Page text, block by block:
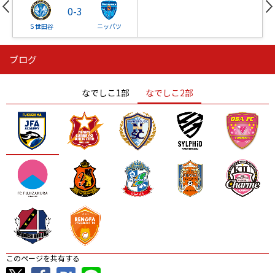
Ｓ世田谷
0-3
ニッパツ
ニッパツ
ニッパツ 名古屋
石人の星
静岡 愛媛Ｌ
ブログ
なでしこ1部 なでしこ2部
このページを共有する